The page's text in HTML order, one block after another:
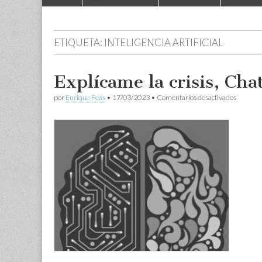
menu
ETIQUETA: INTELIGENCIA ARTIFICIAL
Explícame la crisis,
por Enrique Feás • 17/03/2023 • Comentarios desactivadosen